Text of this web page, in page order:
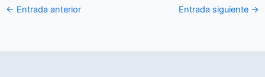
← Entrada anterior Entrada siguiente →